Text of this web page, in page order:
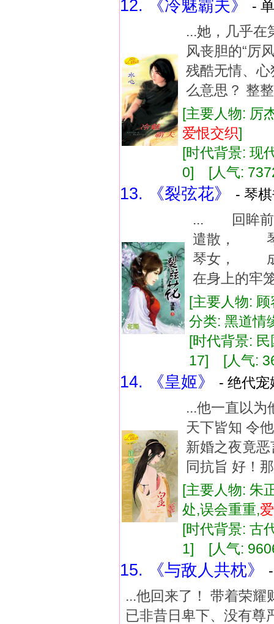
12. 《冷魅霸夫》
-
...她，几乎在
风丧胆的“厉
残酷无情、
么意思？ 整
[主要人物: 厉
爱恨交织]
[时代背景:
0] [人气:
13. 《裂弦花》
- 琴
... 回眸前
遣散， 琴
琴女， 成
在身上的
[主要人物:
分类: 黑道情
[时代背景:
17] [人气:
14. 《皇姬》
- 绝代
...他一直以为
天下皆知 令
新婚之夜竟
同抗旨 好！
[主要人物: 朱
处,误会重重,
[时代背景:
1] [人气:
15. 《与敌人共枕》
...他回来了！ 带着荣
已非昔日卑下、没有